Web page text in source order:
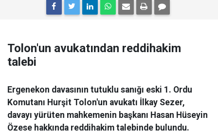
Tolon'un avukatından reddihakim
talebi
Ergenekon davasının tutuklu sanığı eski 1. Ordu
Komutanı Hurşit Tolon'un avukatı İlkay Sezer,
davayı yürüten mahkemenin başkanı Hasan Hüseyin
Özese hakkında reddihakim talebinde bulundu.